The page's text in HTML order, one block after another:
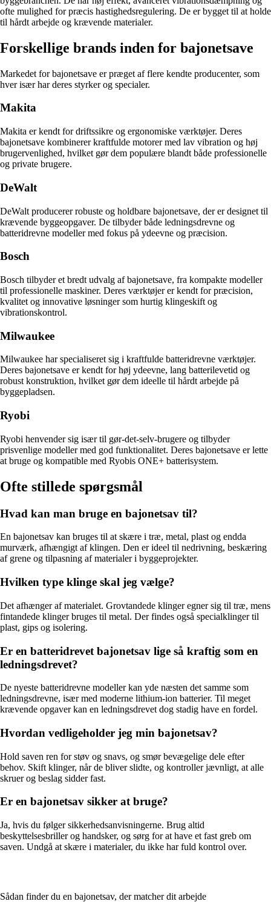
ofte mulighed for præcis hastighedsregulering. De er bygget til at holde
til hårdt arbejde og krævende materialer.
Forskellige brands inden for bajonetsave
Markedet for bajonetsave er præget af flere kendte producenter, som
hver især har deres styrker og specialer.
Makita
Makita er kendt for driftssikre og ergonomiske værktøjer. Deres
bajonetsave kombinerer kraftfulde motorer med lav vibration og høj
brugervenlighed, hvilket gør dem populære blandt både professionelle
og private brugere.
DeWalt
DeWalt producerer robuste og holdbare bajonetsave, der er designet til
krævende byggeopgaver. De tilbyder både ledningsdrevne og
batteridrevne modeller med fokus på ydeevne og præcision.
Bosch
Bosch tilbyder et bredt udvalg af bajonetsave, fra kompakte modeller
til professionelle maskiner. Deres værktøjer er kendt for præcision,
kvalitet og innovative løsninger som hurtig klingeskift og
vibrationskontrol.
Milwaukee
Milwaukee har specialiseret sig i kraftfulde batteridrevne værktøjer.
Deres bajonetsave er kendt for høj ydeevne, lang batterilevetid og
robust konstruktion, hvilket gør dem ideelle til hårdt arbejde på
byggepladsen.
Ryobi
Ryobi henvender sig især til gør-det-selv-brugere og tilbyder
prisvenlige modeller med god funktionalitet. Deres bajonetsave er lette
at bruge og kompatible med Ryobis ONE+ batterisystem.
Ofte stillede spørgsmål
Hvad kan man bruge en bajonetsav til?
En bajonetsav kan bruges til at skære i træ, metal, plast og endda
murværk, afhængigt af klingen. Den er ideel til nedrivning, beskæring
af grene og tilpasning af materialer i byggeprojekter.
Hvilken type klinge skal jeg vælge?
Det afhænger af materialet. Grovtandede klinger egner sig til træ, mens
fintandede klinger bruges til metal. Der findes også specialklinger til
plast, gips og isolering.
Er en batteridrevet bajonetsav lige så kraftig som en
ledningsdrevet?
De nyeste batteridrevne modeller kan yde næsten det samme som
ledningsdrevne, især med moderne lithium-ion batterier. Til meget
krævende opgaver kan en ledningsdrevet dog stadig have en fordel.
Hvordan vedligeholder jeg min bajonetsav?
Hold saven ren for støv og snavs, og smør bevægelige dele efter
behov. Skift klinger, når de bliver slidte, og kontroller jævnligt, at alle
skruer og beslag sidder fast.
Er en bajonetsav sikker at bruge?
Ja, hvis du følger sikkerhedsanvisningerne. Brug altid
beskyttelsesbriller og handsker, og sørg for at have et fast greb om
saven. Undgå at skære i materialer, du ikke har fuld kontrol over.
Sådan finder du en bajonetsav, der matcher dit arbejde